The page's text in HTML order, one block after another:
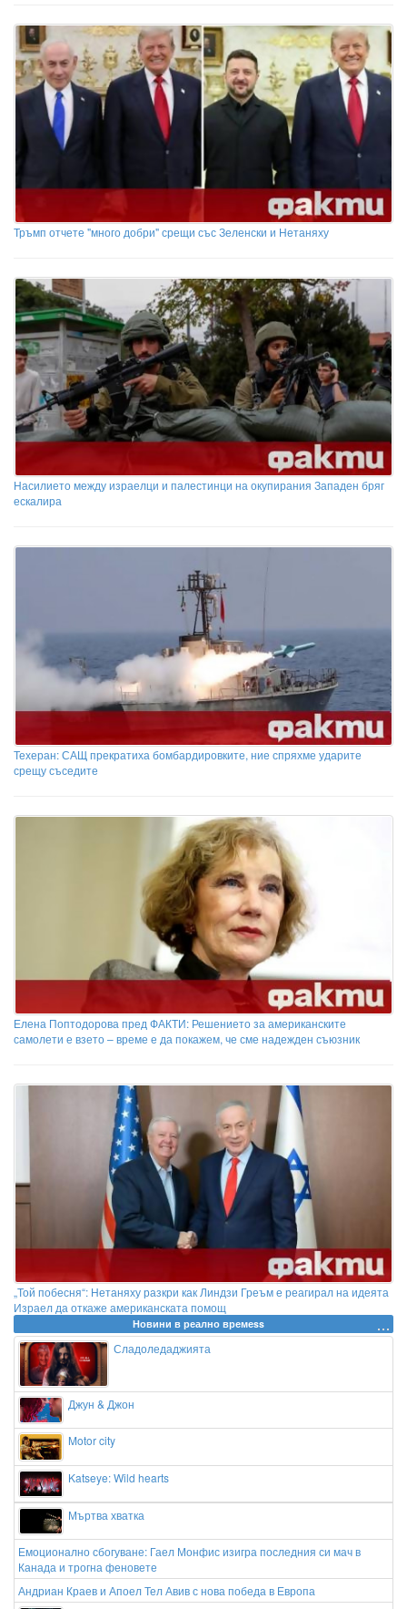
Тръмп отчете "много добри" срещи със Зеленски и Нетаняху
Насилието между израелци и палестинци на окупирания Западен бряг
ескалира
Техеран: САЩ прекратиха бомбардировките, ние спряхме ударите
срещу съседите
Елена Поптодорова пред ФАКТИ: Решението за американските
самолети е взето – време е да покажем, че сме надежден съюзник
„Той побесня“: Нетаняху разкри как Линдзи Греъм е реагирал на идеята
Израел да откаже американската помощ
Новини в реално времеss
Сладоледаджията
Джун & Джон
Motor city
Katseye: Wild hearts
Мъртва хватка
Емоционално сбогуване: Гаел Монфис изигра последния си мач в
Канада и трогна феновете
Андриан Краев и Апоел Тел Авив с нова победа в Европа